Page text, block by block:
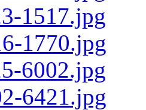
1517.jpg
1770.jpg
6002.jpg
6421.jpg